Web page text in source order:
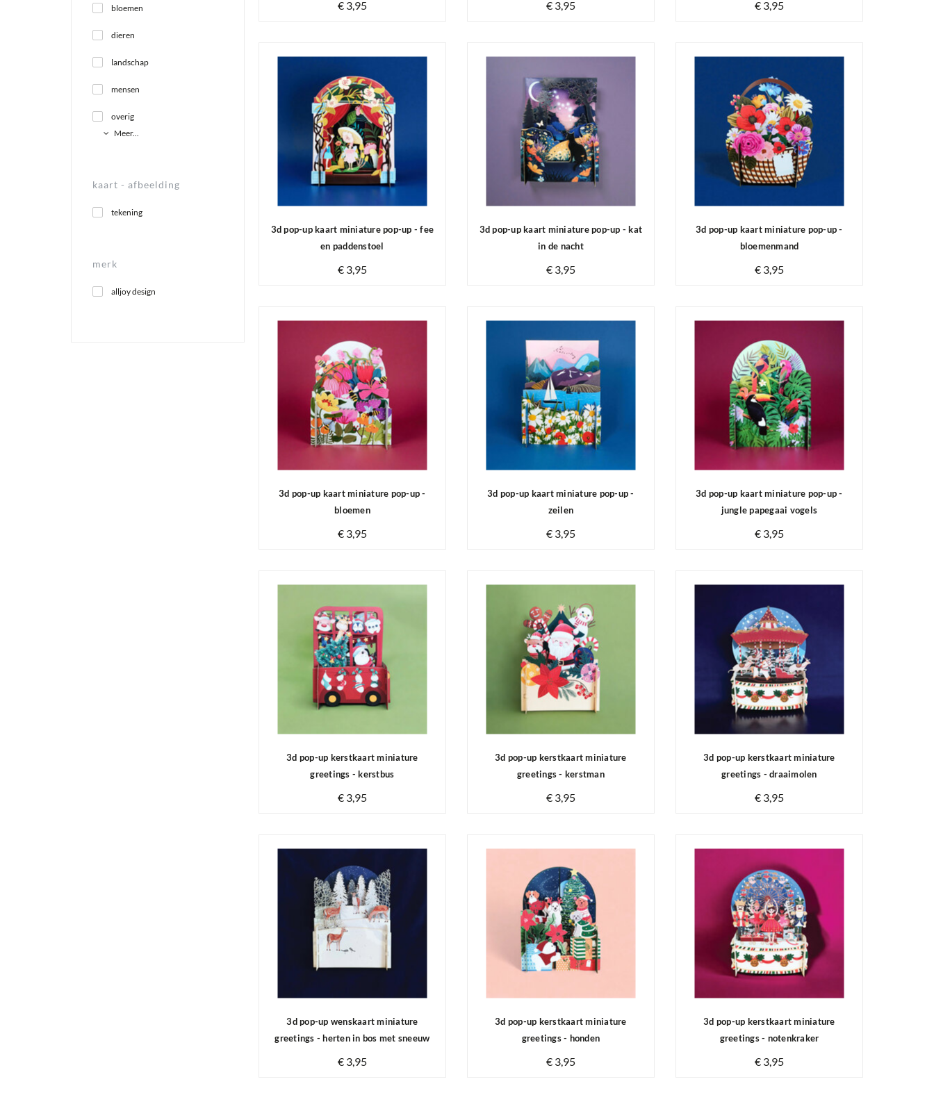
bloemen
dieren
landschap
mensen
overig
Meer...
kaart - afbeelding
tekening
merk
alljoy design
€ 3,95
€ 3,95
€ 3,95
3d pop-up kaart miniature pop-up - fee
en paddenstoel
€ 3,95
3d pop-up kaart miniature pop-up - kat
in de nacht
€ 3,95
3d pop-up kaart miniature pop-up -
bloemenmand
€ 3,95
3d pop-up kaart miniature pop-up -
bloemen
€ 3,95
3d pop-up kaart miniature pop-up -
zeilen
€ 3,95
3d pop-up kaart miniature pop-up -
jungle papegaai vogels
€ 3,95
3d pop-up kerstkaart miniature
greetings - kerstbus
€ 3,95
3d pop-up kerstkaart miniature
greetings - kerstman
€ 3,95
3d pop-up kerstkaart miniature
greetings - draaimolen
€ 3,95
3d pop-up wenskaart miniature
greetings - herten in bos met sneeuw
€ 3,95
3d pop-up kerstkaart miniature
greetings - honden
€ 3,95
3d pop-up kerstkaart miniature
greetings - notenkraker
€ 3,95